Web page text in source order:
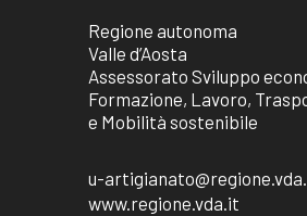
Regione autonoma
Valle d’Aosta
Assessorato Sviluppo
Formazione, Lavoro,
e Mobilità sostenibile
u-
www.regione.vda.it